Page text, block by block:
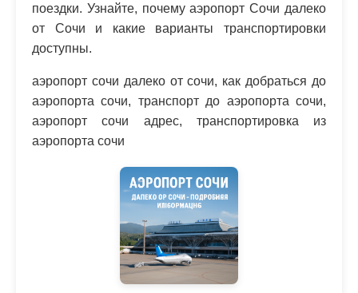
поездки. Узнайте, почему аэропорт Сочи далеко
от Сочи и какие варианты транспортировки
доступны.
аэропорт сочи далеко от сочи, как добраться до
аэропорта сочи, транспорт до аэропорта сочи,
аэропорт сочи адрес, транспортировка из
аэропорта сочи